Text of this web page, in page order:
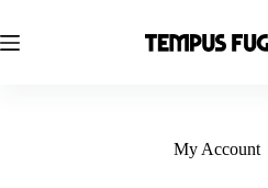
content
My Account